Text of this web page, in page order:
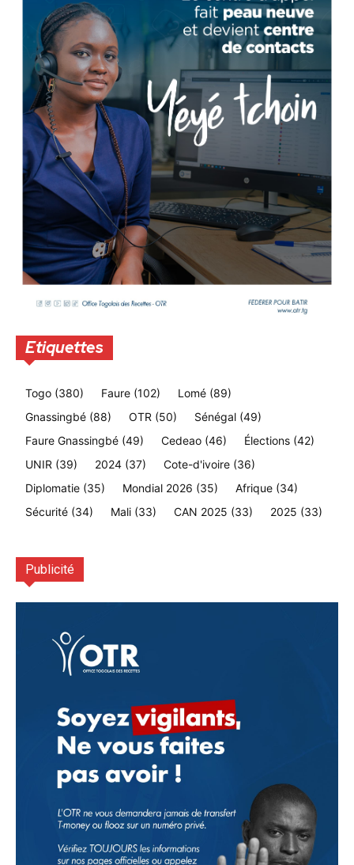
Etiquettes
Togo (380) Faure (102) Lomé (89)
Gnassingbé (88) OTR (50) Sénégal (49)
Faure Gnassingbé (49) Cedeao (46) Élections (42)
UNIR (39) 2024 (37) Cote-d'ivoire (36)
Diplomatie (35) Mondial 2026 (35) Afrique (34)
Sécurité (34) Mali (33) CAN 2025 (33) 2025 (33)
Publicité